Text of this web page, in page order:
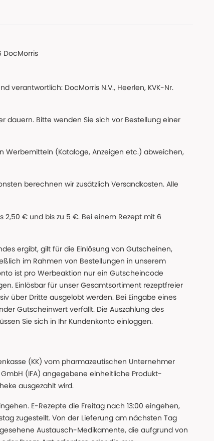
DocMorris
verantwortlich: DocMorris N.V., Heerlen, KVK-Nr.
dauern. Bitte wenden Sie sich vor Bestellung einer
Werbemitteln (Kataloge, Anzeigen etc.) abweichen,
berechnen wir zusätzlich Versandkosten. Alle
€ und bis zu 5 €. Bei einem Rezept mit 6
ergibt, gilt für die Einlösung von Gutscheinen,
im Rahmen von Bestellungen in unserem
ist pro Werbeaktion nur ein Gutscheincode
Einlösbar für unser Gesamtsortiment rezeptfreier
über Dritte ausgelobt werden. Bei Eingabe eines
Gutscheinwert verfällt. Die Auszahlung des
Sie sich in Ihr Kundenkonto einloggen.
(KK) vom pharmazeutischen Unternehmer
(IFA) angegebene einheitliche Produkt-
ausgezahlt wird.
E-Rezepte die Freitag nach 13:00 eingehen,
zugestellt. Von der Lieferung am nächsten Tag
Austausch-Medikamente, die aufgrund von